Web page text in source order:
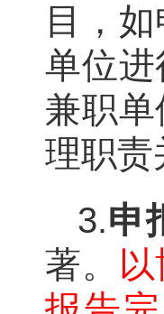
目，
单位
兼职
理职责
3.申
著。